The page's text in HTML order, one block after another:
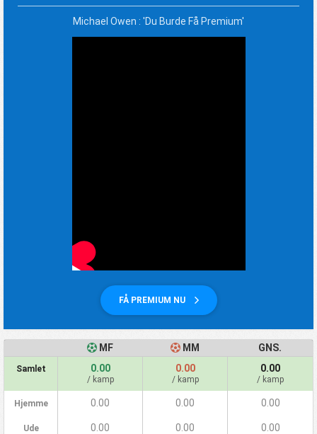
FÅ PREMIUM NU
Michael Owen : 'Du Burde Få Premium'
MF MM GNS.
Samlet 0.00
/ kamp
0.00
/ kamp
0.00
/ kamp
Hjemme 0.00 0.00 0.00
Ude 0.00 0.00 0.00